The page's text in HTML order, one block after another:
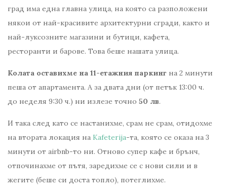
град има една главна улица, на която са разположени
някои от най-красивите архитектурни сгради, както и
най-луксозните магазини и бутици, кафета,
ресторанти и барове. Това беше нашата улица.
Колата оставихме на 11-етажния паркинг на 2 минути
пеша от апартамента. А за двата дни (от петък 13:00 ч.
до неделя 9:30 ч.) ни излезе точно 50 лв.
И така след като се настанихме, срам не срам, отидохме
на втората локация на Kafeterija-та, която се оказа на 3
минути от airbnb-то ни. Отново супер кафе и брънч,
отпочинахме от пътя, заредихме се с нови сили и в
жегите (беше си доста топло), потеглихме.